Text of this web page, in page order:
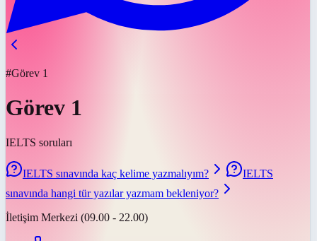
#Görev 1
Görev 1
IELTS soruları
IELTS sınavında kaç kelime yazmalıyım?
IELTS
sınavında hangi tür yazılar yazmam bekleniyor?
İletişim Merkezi (09.00 - 22.00)